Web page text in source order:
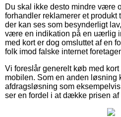
Du skal ikke desto mindre være
forhandler reklamerer et produkt
der kan ses som besynderligt
være en indikation på en uærlig
med kort er dog omsluttet af en
folk imod falske internet
Vi foreslår generelt køb med
mobilen. Som en anden løsning
afdragsløsning som
ser en fordel i at dække prisen af